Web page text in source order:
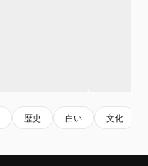
歴史 白い 文化